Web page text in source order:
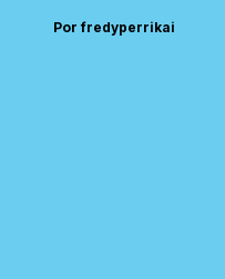
Por fredyperrikai